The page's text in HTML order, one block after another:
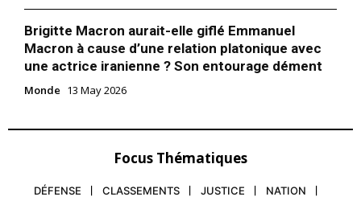
Brigitte Macron aurait-elle giflé Emmanuel
Macron à cause d’une relation platonique avec
une actrice iranienne ? Son entourage dément
Monde 13 May 2026
Focus Thématiques
DÉFENSE CLASSEMENTS JUSTICE
NATION